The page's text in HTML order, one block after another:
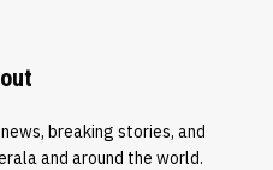
breaking stories, and
and around the world.